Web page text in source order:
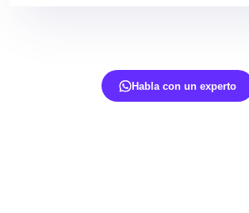
Habla con un experto